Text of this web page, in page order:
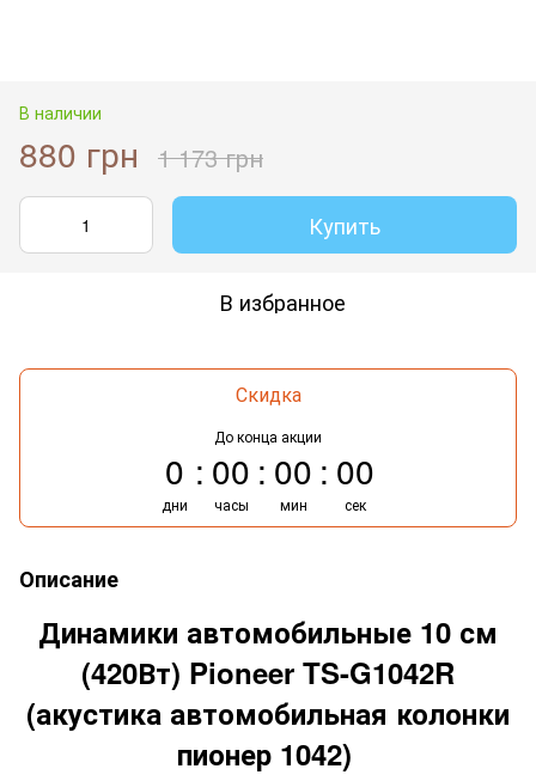
В наличии
880 грн 1 173 грн
Купить
В избранное
Скидка
До конца акции
0
дни
00
часы
00
мин
00
сек
Описание
Динамики автомобильные 10 см
(420Вт) Pioneer TS-G1042R
(акустика автомобильная колонки
пионер 1042)